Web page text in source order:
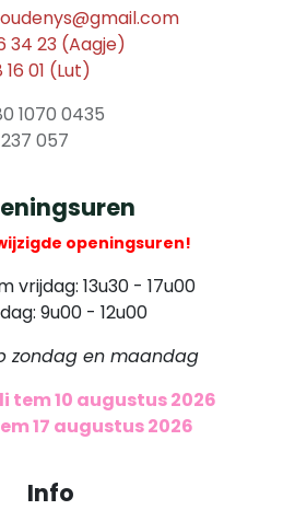
34 23 (Aagje)
01 (Lut)
1070 0435
057
openingsuren!
vrijdag: 13u30 - 17u00
9u00 - 12u00
zondag en maandag
tem 10 augustus 2026
17 augustus 2026
Info